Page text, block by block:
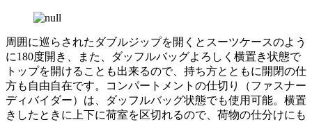
周囲に巡らされたダブルジップを開くとスーツケースのよう
に180度開き、また、ダッフルバッグよろしく横置き状態で
トップを開けることも出来るので、持ち方とともに開閉の仕
方も自由自在です。コンパートメントの仕切り（ファスナー
ディバイダー）は、ダッフルバッグ状態でも使用可能。横置
きしたときに上下に荷室を区切れるので、荷物の仕分けにも